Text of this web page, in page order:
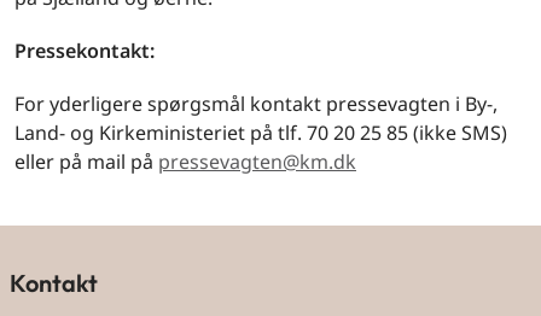
Pressekontakt:
For yderligere spørgsmål kontakt pressevagten i By-,
Land- og Kirkeministeriet på tlf. 70 20 25 85 (ikke SMS)
eller på mail på pressevagten@km.dk
Kontakt